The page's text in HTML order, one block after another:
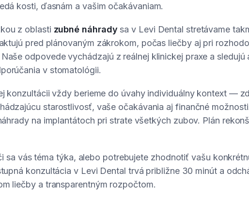
kosti, ďasnám a vašim očakávaniam.
z oblasti zubné náhrady sa v Levi Dental stretávame
pred plánovaným zákrokom, počas liečby aj pri
odpovede vychádzajú z reálnej klinickej praxe a sledujú
v stomatológii.
konzultácii vždy berieme do úvahy individuálny kontext —
starostlivosť, vaše očakávania aj finančné
na implantátoch pri strate všetkých zubov. Plán
sa vás téma týka, alebo potrebujete zhodnotiť vašu
konzultácia v Levi Dental trvá približne 30 minút a
liečby a transparentným rozpočtom.